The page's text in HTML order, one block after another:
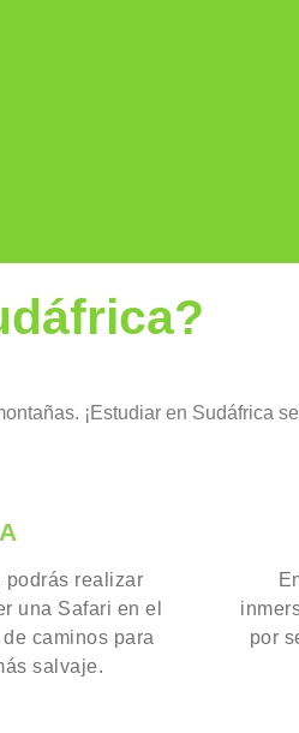
¡Estudiar en Sudáfrica
podrás realizar
una Safari en el
caminos para
salvaje.
por